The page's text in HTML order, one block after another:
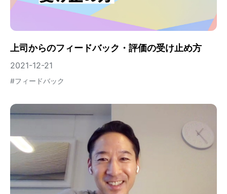
上司からのフィードバック・評価の受け止め方
2021-12-21
#フィードバック